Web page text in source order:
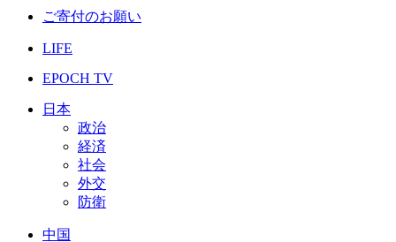
ご寄付のお願い
LIFE
EPOCH TV
日本
政治
経済
社会
外交
防衛
中国